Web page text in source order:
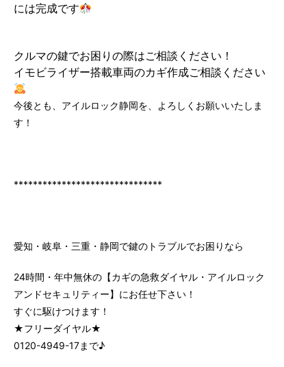
には完成です
クルマの鍵でお困りの際はご相談ください！
イモビライザー搭載車両のカギ作成ご相談ください
今後とも、アイルロック静岡を、よろしくお願いいたしま
す！
*******************************
愛知・岐阜・三重・静岡で鍵のトラブルでお困りなら
24時間・年中無休の【カギの急救ダイヤル・アイルロック
アンドセキュリティー】にお任せ下さい！
すぐに駆けつけます！
★フリーダイヤル★
0120-4949-17まで♪